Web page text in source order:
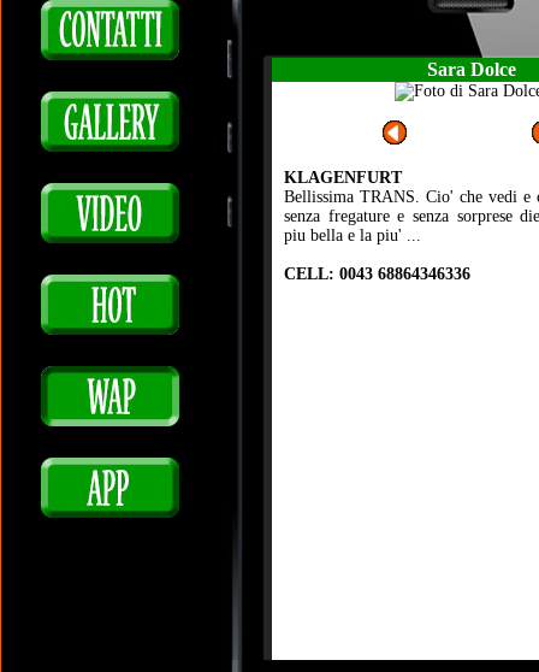
Sara Dolce
KLAGENFURT
Bellissima TRANS. Cio' che vedi e
senza fregature e senza sorprese
piu bella e la piu' ...
CELL: 0043 68864346336